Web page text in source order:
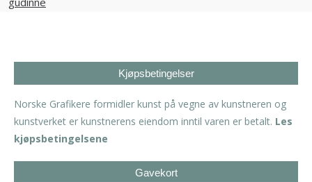
Kjøpsbetingelser
Norske Grafikere formidler kunst på vegne av kunstneren og
kunstverket er kunstnerens eiendom inntil varen er betalt. Les
kjøpsbetingelsene
Gavekort